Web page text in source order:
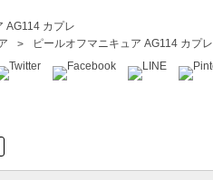
AG114 カプレ
ピールオフマニキュア AG114 カプレ